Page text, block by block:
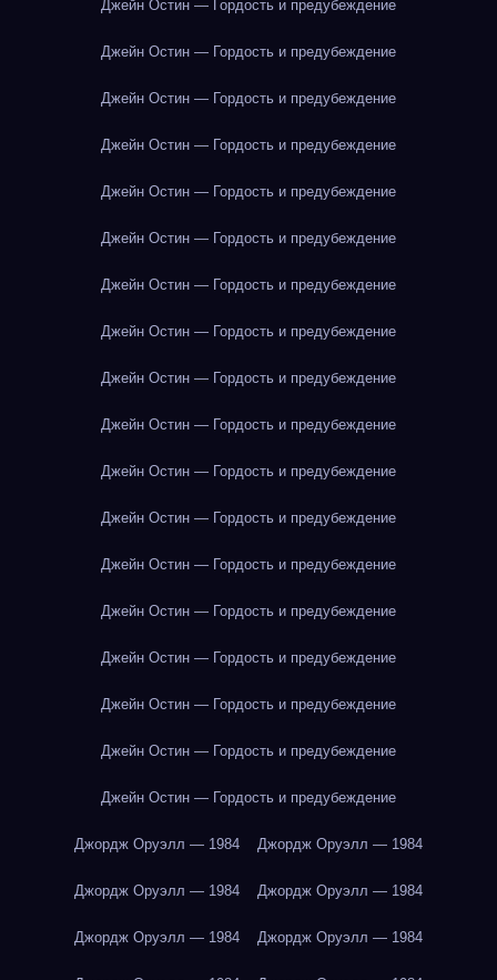
Джейн Остин — Гордость и предубеждение
Джейн Остин — Гордость и предубеждение
Джейн Остин — Гордость и предубеждение
Джейн Остин — Гордость и предубеждение
Джейн Остин — Гордость и предубеждение
Джейн Остин — Гордость и предубеждение
Джейн Остин — Гордость и предубеждение
Джейн Остин — Гордость и предубеждение
Джейн Остин — Гордость и предубеждение
Джейн Остин — Гордость и предубеждение
Джейн Остин — Гордость и предубеждение
Джейн Остин — Гордость и предубеждение
Джейн Остин — Гордость и предубеждение
Джейн Остин — Гордость и предубеждение
Джейн Остин — Гордость и предубеждение
Джейн Остин — Гордость и предубеждение
Джейн Остин — Гордость и предубеждение
Джейн Остин — Гордость и предубеждение
Джордж Оруэлл — 1984 Джордж Оруэлл — 1984
Джордж Оруэлл — 1984 Джордж Оруэлл — 1984
Джордж Оруэлл — 1984 Джордж Оруэлл — 1984